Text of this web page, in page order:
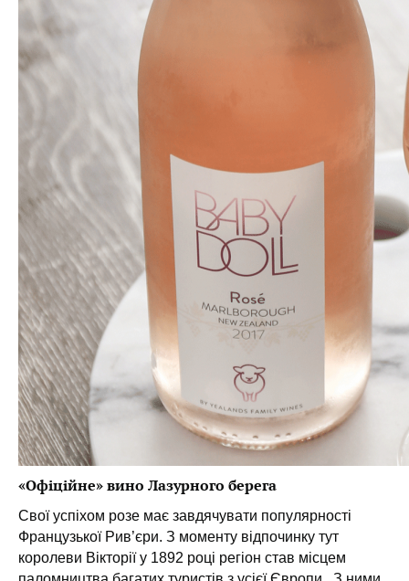
«Офіційне» вино Лазурного берега
Свої успіхом розе має завдячувати популярності
Французької Рив’єри. З моменту відпочинку тут
королеви Вікторії у 1892 році регіон став місцем